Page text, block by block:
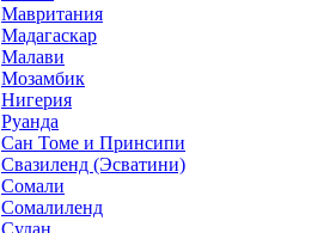
Мавритания
Мадагаскар
Малави
Мозамбик
Нигерия
Руанда
Сан Томе и Принсипи
Свазиленд (Эсватини)
Сомали
Сомалиленд
Судан